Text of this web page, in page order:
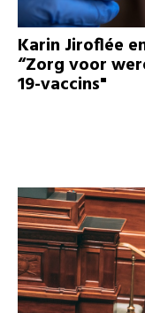
Karin Jiroflée
“Zorg voor
19-vaccins"